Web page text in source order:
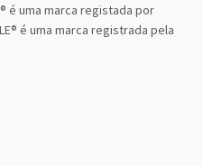
é uma marca registada por
é uma marca registrada pela